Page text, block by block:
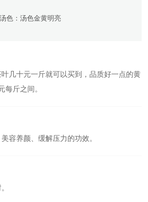
汤色： 汤色金黄明亮
十元一斤就可以买到，品质好一点的黄
每斤之间。
养颜、缓解压力的功效。